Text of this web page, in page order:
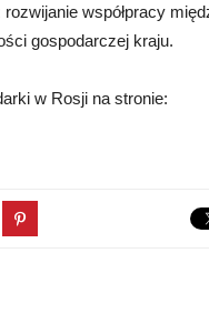
współpracy
gospodarczej kraju.
w Rosji na stronie: